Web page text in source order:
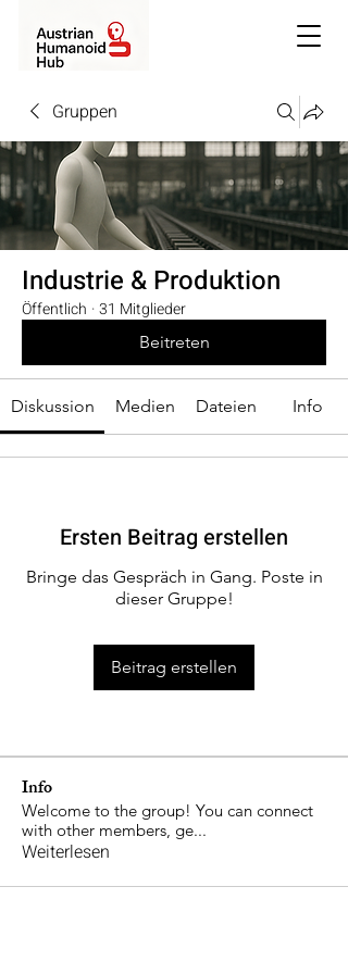
Gruppen
Industrie & Produktion
Öffentlich ·31 Mitglieder
Beitreten
Diskussion Medien Dateien Info
Ersten Beitrag erstellen
Bringe das Gespräch in Gang. Poste in
dieser Gruppe!
Beitrag erstellen
Info
Welcome to the group! You can connect
with other members, ge...
Weiterlesen